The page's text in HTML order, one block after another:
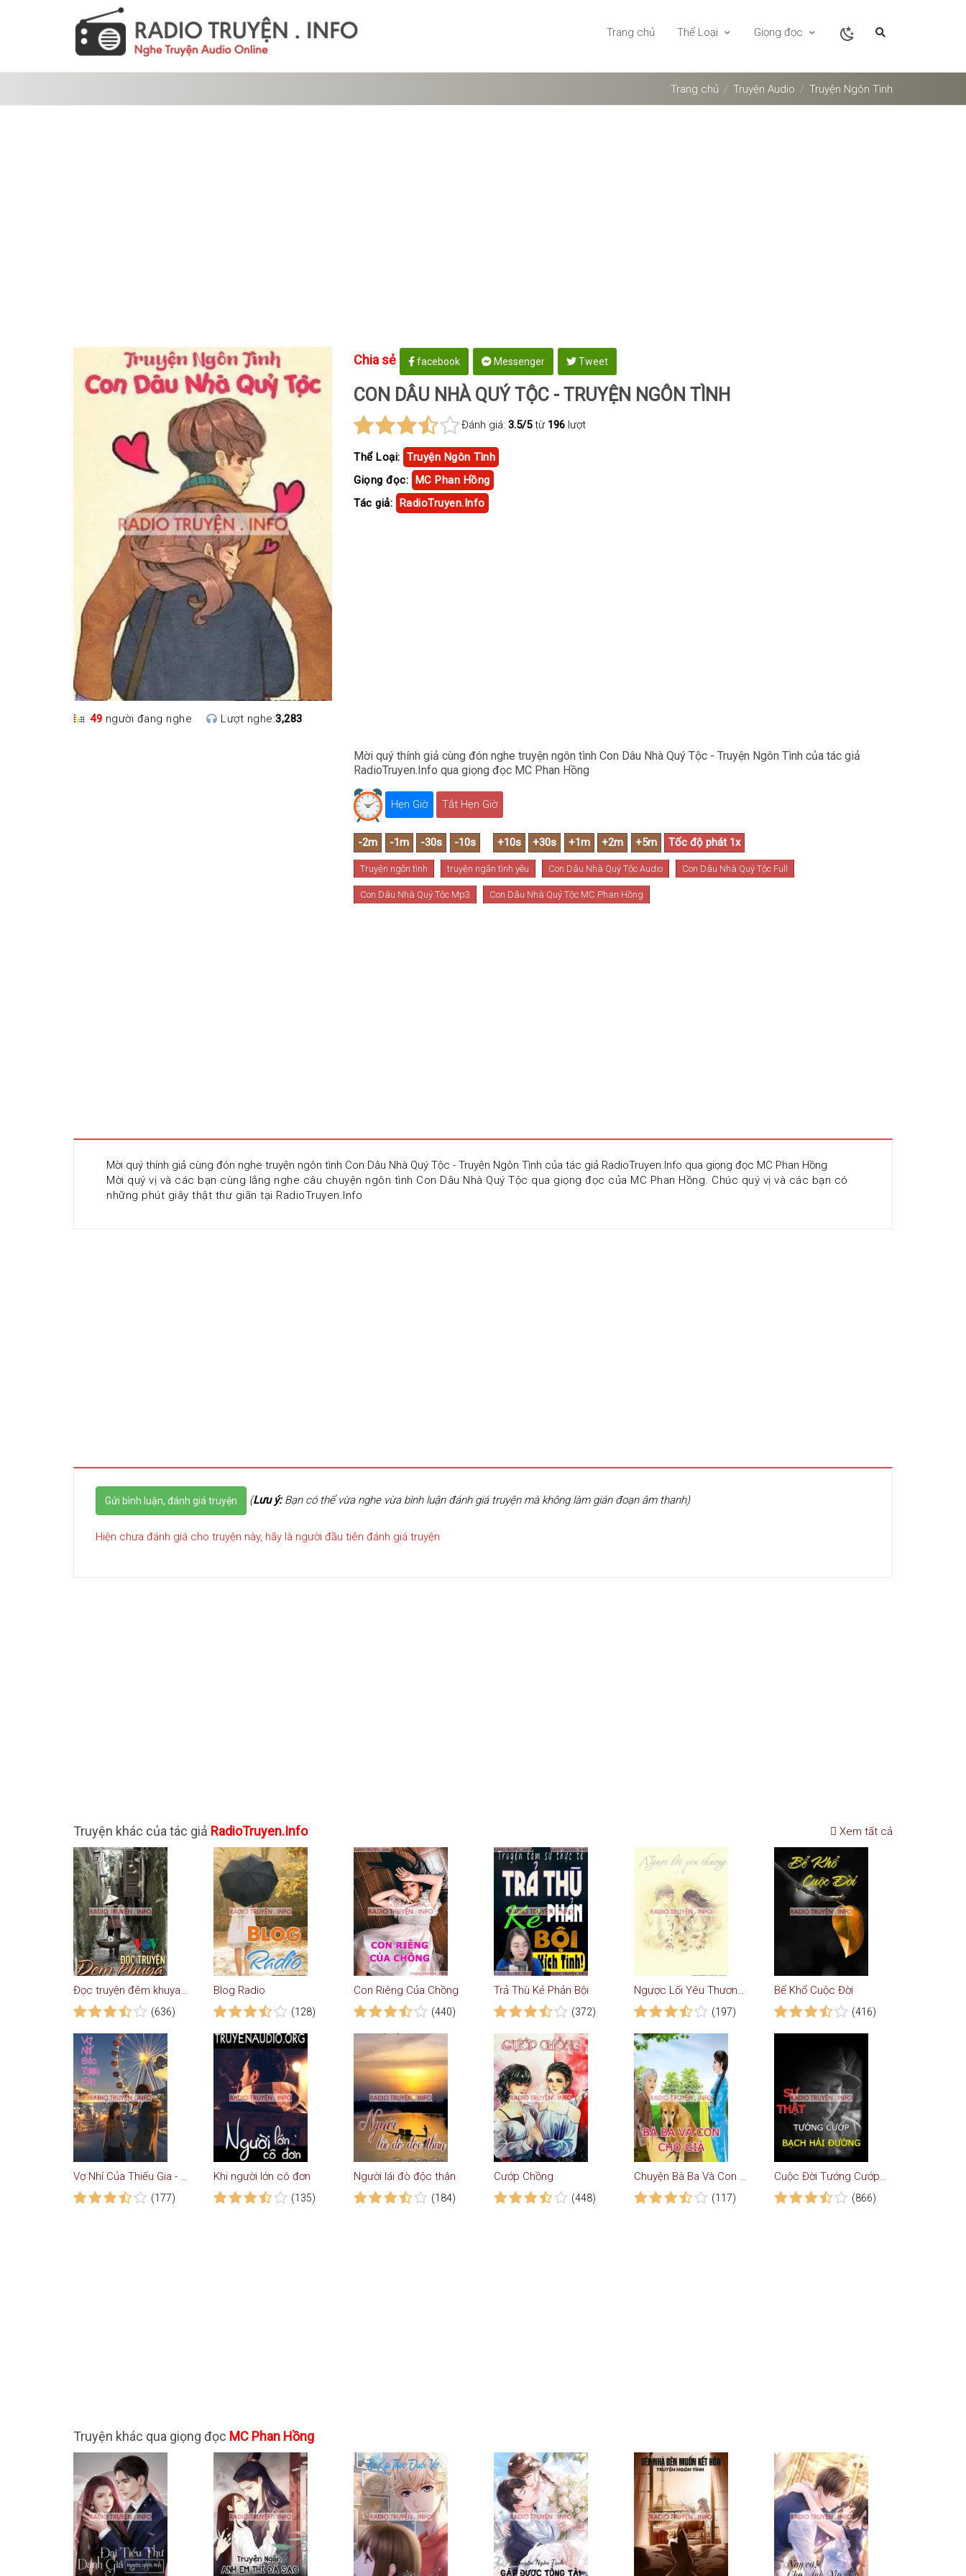
Trang chủ Thể Loại Giọng đọc
Trang chủ Truyện Audio Truyện Ngôn Tình
49 người đang nghe Lượt nghe:3,283
Chia sẻ facebook Messenger Tweet
CON DÂU NHÀ QUÝ TỘC - TRUYỆN NGÔN TÌNH
Đánh giá: 3.5/5từ 196 lượt
Thể Loại: Truyện Ngôn Tình
Giọng đọc: MC Phan Hồng
Tác giả: RadioTruyen.Info
Mời quý thính giả cùng đón nghe truyện ngôn tình Con Dâu Nhà Quý Tộc - Truyện Ngôn Tình của tác giả
RadioTruyen.Info qua giọng đọc MC Phan Hồng
Hẹn Giờ Tắt Hẹn Giờ
Truyện ngôn tình truyện ngắn tình yêu Con Dâu Nhà Quý Tộc Audio Con Dâu Nhà Quý Tộc Full
Con Dâu Nhà Quý Tộc Mp3 Con Dâu Nhà Quý Tộc MC Phan Hồng
Mời quý thính giả cùng đón nghe truyện ngôn tình Con Dâu Nhà Quý Tộc - Truyện Ngôn Tình của tác giả RadioTruyen.Info qua giọng đọc MC Phan Hồng
Mời quý vị và các bạn cùng lắng nghe câu chuyện ngôn tình Con Dâu Nhà Quý Tộc qua giọng đọc của MC Phan Hồng. Chúc quý vị và các bạn có
những phút giây thật thư giãn tại RadioTruyen.Info
Gửi bình luận, đánh giá truyện (Lưu ý:Bạn có thể vừa nghe vừa bình luận đánh giá truyện mà không làm gián đoạn âm thanh)
Hiện chưa đánh giá cho truyện này, hãy là người đầu tiên đánh giá truyện
Truyện khác của tác giả RadioTruyen.Info Xem tất cả
Đọc truyện đêm khuya VOV (Chọn lọc - Phần 1)
(636)
Blog Radio
(128)
Con Riêng Của Chồng
(440)
Trả Thù Kẻ Phản Bội
(372)
Ngược Lối Yêu Thương - Truyện Ngôn Tình
(197)
Bể Khổ Cuộc Đời
(416)
Vợ Nhí Của Thiếu Gia - Truyện Ngôn Tình
(177)
Khi người lớn cô đơn
(135)
Người lái đò độc thân
(184)
Cướp Chồng
(448)
Chuyện Bà Ba Và Con Cho Vàng Tội Nghiệp
(117)
Cuộc Đời Tướng Cướp Bạch Hải Đường
(866)
Truyện khác qua giọng đọc MC Phan Hồng